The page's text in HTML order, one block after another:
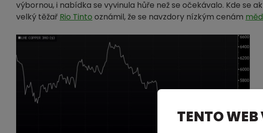
výbornou, i nabídka se vyvinula hůře než se očekávalo. Kde se
velký těžař Rio Tinto oznámil, že se navzdory nízkým cenám
TENTO